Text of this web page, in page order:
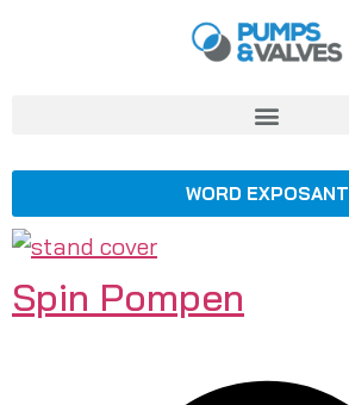
WORD EXPOSANT
Spin Pompen